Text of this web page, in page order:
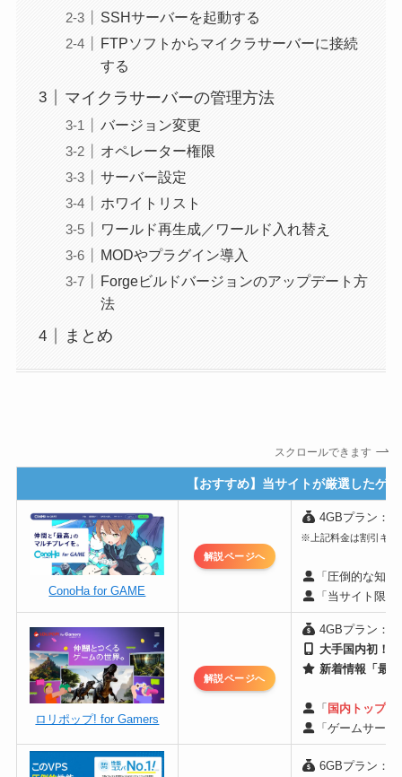
SSHサーバーを起動する
FTPソフトからマイクラサーバーに接続
する
マイクラサーバーの管理方法
バージョン変更
オペレーター権限
サーバー設定
ホワイトリスト
ワールド再生成／ワールド入れ替え
MODやプラグイン導入
Forgeビルドバージョンのアップデート方
法
まとめ
スクロールできます
【おすすめ】当サイトが厳選したゲ
ConoHa for GAME
解説ページへ
4GBプラン：
※上記料金は割引キャ
「圧倒的な知
「当サイト限
ロリポップ! for Gamers
解説ページへ
4GBプラン：
大手国内初！
新着情報「最
「 国内トップ
「ゲームサー
6GBプラン：